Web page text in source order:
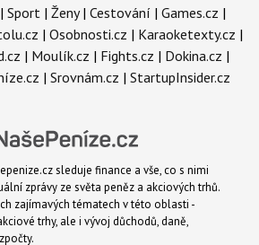
Sport | Ženy| Cestování | Games.cz |
| Osobnosti.cz | Karaoketexty.cz |
| Moulík.cz | Fights.cz | Dokina.cz |
| Srovnám.cz | StartupInsider.cz
sleduje finance a vše, co s nimi
zprávy ze světa peněz a akciových trhů.
zajímavých tématech v této oblasti -
trhy, ale i vývoj důchodů, daně,